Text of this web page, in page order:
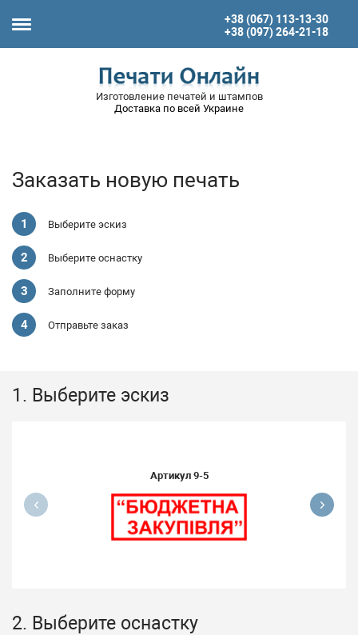
+38 (067) 113-13-30
+38 (097) 264-21-18
Изготовление печатей и штампов
Доставка по всей Украине
Заказать новую печать
Выберите эскиз
Выберите оснастку
Заполните форму
Отправьте заказ
1. Выберите эскиз
Артикул 9-5
2. Выберите оснастку